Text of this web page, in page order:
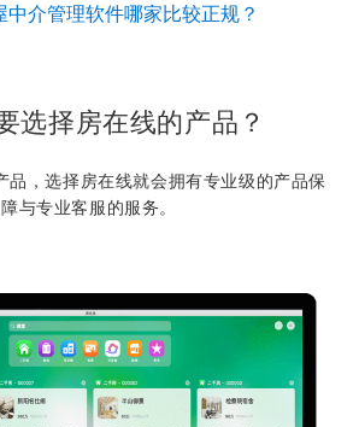
中介管理软件哪家比较正规？
选择房在线的产品？
品，选择房在线就会拥有专业级的产品保
障与专业客服的服务。